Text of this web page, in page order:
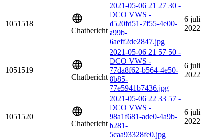
1051518
Chatbericht
2021-05-06 21 27 30 -
DCO VWS -
d520fd51-7f55-4e00-
a99b-
6aeff2de2847.jpg
6 juli
2022
1051519
Chatbericht
2021-05-06 21 57 50 -
DCO VWS -
77da8f62-b564-4e50-
8b85-
77e5941b7436.jpg
6 juli
2022
1051520
Chatbericht
2021-05-06 22 33 57 -
DCO VWS -
98a1f681-ade0-4a9b-
b281-
5caa93328fe0.jpg
6 juli
2022